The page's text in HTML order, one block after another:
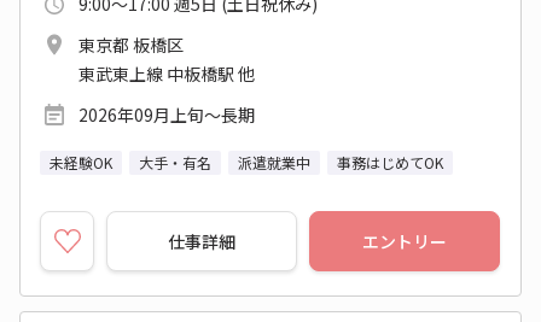
東京都 板橋区
東武東上線 中板橋駅 他
2026年09月上旬～長期
未経験OK 大手・有名 派遣就業中 事務はじめてOK
仕事詳細 エントリー